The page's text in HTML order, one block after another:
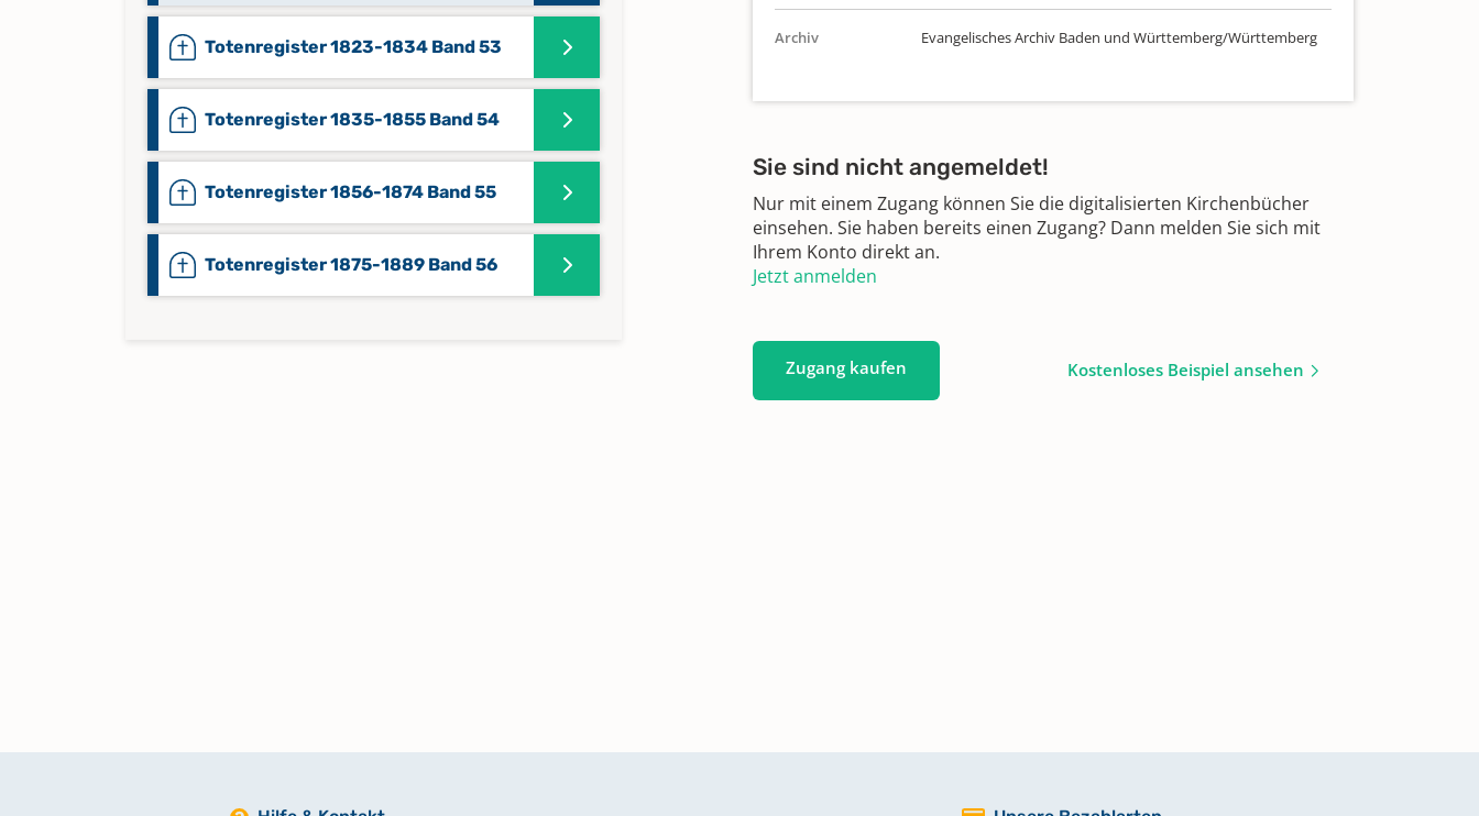
Totenregister 1823-1834 Band 53
Totenregister 1835-1855 Band 54
Totenregister 1856-1874 Band 55
Totenregister 1875-1889 Band 56
Archiv Evangelisches Archiv Baden und Württemberg/Württemberg
Sie sind nicht angemeldet!
Nur mit einem Zugang können Sie die digitalisierten Kirchenbücher
einsehen. Sie haben bereits einen Zugang? Dann melden Sie sich mit
Ihrem Konto direkt an.
Jetzt anmelden
Zugang kaufen Kostenloses Beispiel ansehen